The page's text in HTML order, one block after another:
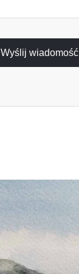
Wyślij wiadomość